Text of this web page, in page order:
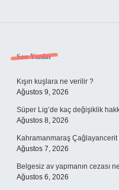
Sidebar
Son Yazılar
Kışın kuşlara ne verilir ?
Ağustos 9, 2026
Süper Lig’de kaç değişiklik
Ağustos 8, 2026
Kahramanmaraş
Ağustos 7, 2026
Belgesiz av yapmanın cezası
Ağustos 6, 2026